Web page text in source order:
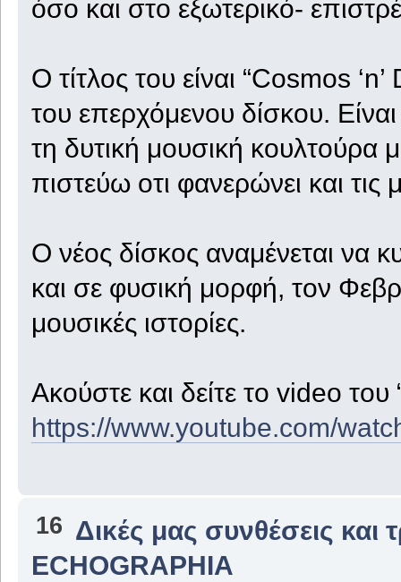
όσο και στο εξωτερικό-
Ο τίτλος του είναι “Cosmos
του επερχόμενου δίσκου.
τη δυτική μουσική κουλτούρα
πιστεύω οτι φανερώνει και τις
Ο νέος δίσκος αναμένεται να
και σε φυσική μορφή, τον
μουσικές ιστορίες.
Ακούστε και δείτε το video
https://www.youtube.com/
16 Δικές μας συνθέσεις και
ECHOGRAPHIA